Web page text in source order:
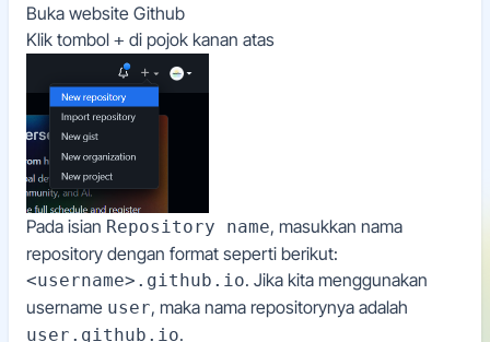
Buka website Github
Klik tombol + di pojok kanan atas
Pada isian Repository name, masukkan nama
repository dengan format seperti berikut:
<username>.github.io. Jika kita menggunakan
username user, maka nama repositorynya adalah
user.github.io.